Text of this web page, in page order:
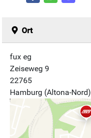
Ort
fux eg
Zeiseweg 9
22765
Hamburg (Altona-Nord)